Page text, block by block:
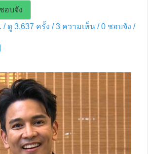
ชอบจัง
/ ดู 3,637 ครั้ง / 3 ความเห็น /0ชอบจัง /